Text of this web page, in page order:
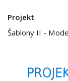
Projekt
Šablony II -